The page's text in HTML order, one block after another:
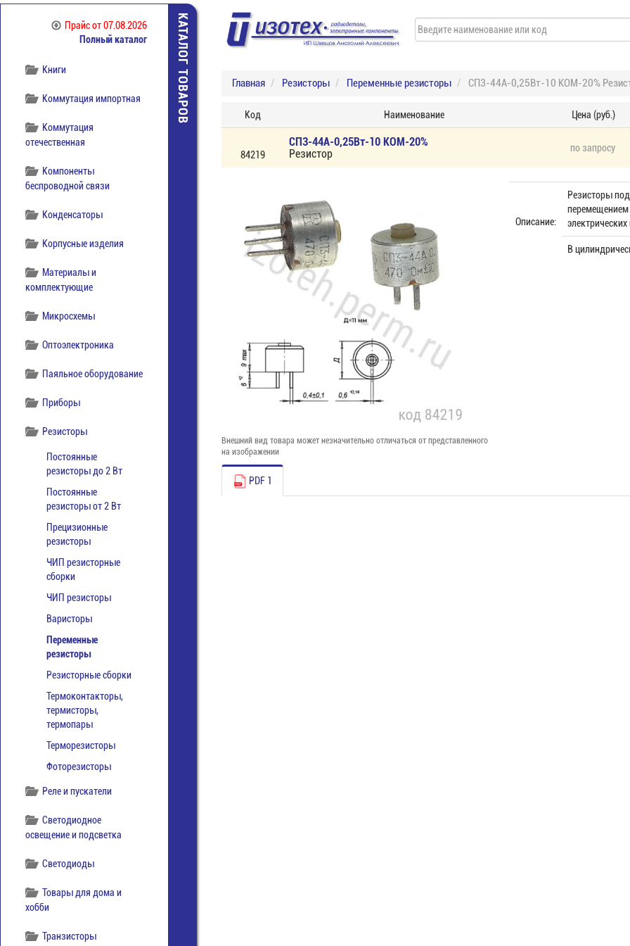
Прайсот 07.08.2026
Полный каталог
Кабельная продукция
Книги
Коммутация импортная
Коммутация
отечественная
Компоненты
беспроводной связи
Конденсаторы
Корпусные изделия
Материалы и
комплектующие
Микросхемы
Оптоэлектроника
Паяльное оборудование
Приборы
Резисторы
Постоянные
резисторы до 2 Вт
Постоянные
резисторы от 2 Вт
Прецизионные
резисторы
ЧИП резисторные
сборки
ЧИП резисторы
Варисторы
Переменные
резисторы
Резисторные сборки
Термоконтакторы,
термисторы,
термопары
Терморезисторы
Фоторезисторы
Реле и пускатели
Светодиодное
освещение и подсветка
Светодиоды
Товары для дома и
хобби
Транзисторы
КАТАЛОГ ТОВАРОВ Главная Резисторы Переменные резисторы СП3-44А-0,25Вт-10 КОМ-20%
Код Наименование Цена (руб.)
84219
СП3-44А-0,25Вт-10 КОМ-20%
Резистор
по запросу
Внешний вид товара может незначительно отличаться от представленного
на изображении
Описание:
Резисторы
В
PDF 1